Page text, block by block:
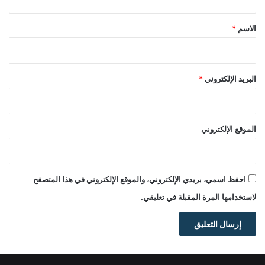
*
الاسم *
البريد الإلكتروني *
الموقع الإلكتروني
احفظ اسمي، بريدي الإلكتروني، والموقع الإلكتروني في هذا المتصفح
لاستخدامها المرة المقبلة في تعليقي.